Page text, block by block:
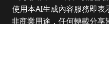
使用本AI生成內容服務即表
非商業用途，任何轉載分